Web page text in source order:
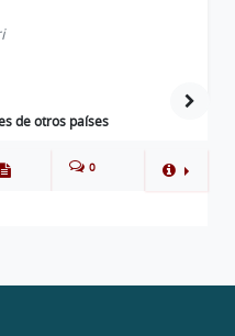
de otros países
0